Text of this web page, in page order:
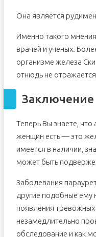
Она является
Именно такого
врачей и ученых.
организме железа
отнюдь не
Заключение
Теперь Вы знаете,
женщин есть — это
имеется в наличии,
может быть
Заболевания
другие подобные ему
появления
незамедлительно
обследование и как